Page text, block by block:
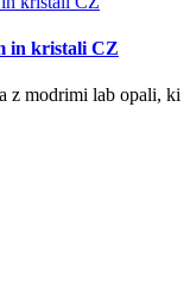
in kristali CZ
z modrimi lab opali, ki